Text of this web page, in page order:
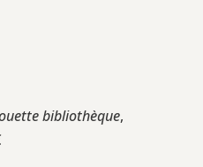
bibliothèque,